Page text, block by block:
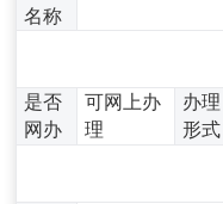
名称
是否
网办
可网上办
理
办理
形式